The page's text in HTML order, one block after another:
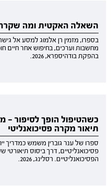
השאלה האקטית ומה שקרה
מחשבות וערכים, בחיפוש אחר חיים
בהפקת בודהיספרא, 2026.
כשהטיפול הופך לסיפור —
תיאור מקרה פסיכואנליטי
ספרו של ענר גוברין משמש כמדריך
פסיכואנליטיים, דרך ביסוס
הפסיכואנליטיים. רסלינג, 2026.